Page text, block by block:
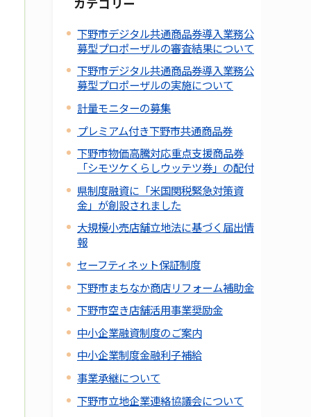
下野市デジタル共通商品券導入業務公
募型プロポーザルの審査結果について
下野市デジタル共通商品券導入業務公
募型プロポーザルの実施について
計量モニターの募集
プレミアム付き下野市共通商品券
下野市物価高騰対応重点支援商品券
「シモツケくらしウッテツ券」の配付
県制度融資に「米国関税緊急対策資
金」が創設されました
大規模小売店舗立地法に基づく届出情
報
セーフティネット保証制度
下野市まちなか商店リフォーム補助金
下野市空き店舗活用事業奨励金
中小企業融資制度のご案内
中小企業制度金融利子補給
事業承継について
下野市立地企業連絡協議会について